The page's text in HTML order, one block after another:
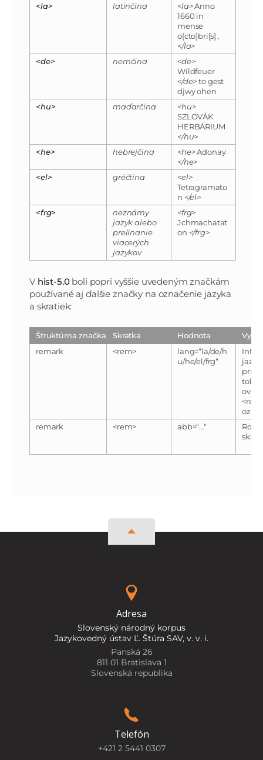
<la>
latinčina <la>Anno
1660 in
mense
o[cto]bri[s] .
</la>
<de>
nemčina
<de>
Wildfeuer
</de>to gest
djwy ohen
<hu>
maďarčina
<hu>
SZLOVÁK
HERBÁRIUM
</hu>
<he>
hebrejčina <he>Adonay
</he>
<el>
gréčtina
<el>
Tetragramato
n </el>
<frg>
neznámy
jazyk alebo
prelínanie
viacerých
jazykov
<frg>
Jchmachatat
on </frg>
V hist-5.0boli popri vyššie uvedeným značkám
používané aj ďalšie značky na označenie jazyka
a skratiek:
Štruktúrna značka Skratka Hodnota
remark
<rem>
lang=“la/de/h
u/he/el/frg“
ov,
remark
<rem> abb=“…“
Adresa
Slovenský národný korpus
Jazykovedný ústav Ľ. Štúra SAV, v. v. i.
Panská 26
811 01 Bratislava 1
Slovenská republika
Telefón
+421 2 5441 0307